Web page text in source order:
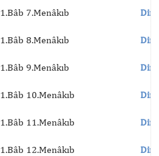
1.Bâb 7.Menâkıb
1.Bâb 8.Menâkıb
1.Bâb 9.Menâkıb
1.Bâb 10.Menâkıb
1.Bâb 11.Menâkıb
1.Bâb 12.Menâkıb